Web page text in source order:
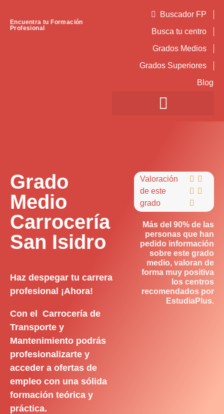
Encuentra tu Formación
Profesional
Buscador FP
Busca tu centro
Grados Medios
Grados Superiores
Blog
Grado
Medio
Carrocería
San Isidro
Haz despegar tu carrera
profesional ¡Ahora!
Con el Carrocería de
Transporte y
Mantenimiento podrás
profesionalizarte y
acceder a ofertas de
empleo con una sólida
formación teórica y
práctica.
Valoración
de este
grado
 
 

Más del 90% de las
personas que han
pedido información
sobre este grado
medio, valoran de
forma muy positiva
los centros
recomendados por
EstudiaPlus.